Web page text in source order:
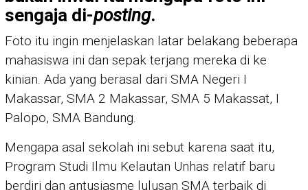
sengaja di-posting.
Foto itu ingin menjelaskan latar belakang beberapa
mahasiswa ini dan sepak terjang mereka di ke
kinian. Ada yang berasal dari SMA Negeri I
Makassar, SMA 2 Makassar, SMA 5 Makassat, I
Palopo, SMA Bandung.
Mengapa asal sekolah ini sebut karena saat itu,
Program Studi Ilmu Kelautan Unhas relatif baru
berdiri dan antusiasme lulusan SMA terbaik di